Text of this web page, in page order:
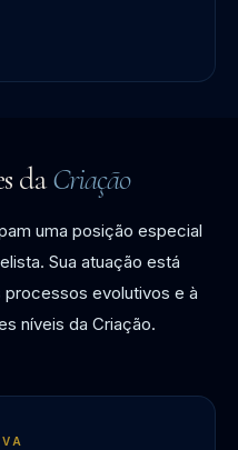
daCriação
uma posição especial
Sua atuação está
evolutivos e à
níveis da Criação.